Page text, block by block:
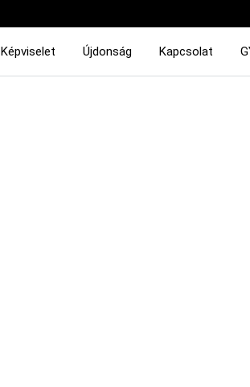
Képviselet Újdonság Kapcsolat